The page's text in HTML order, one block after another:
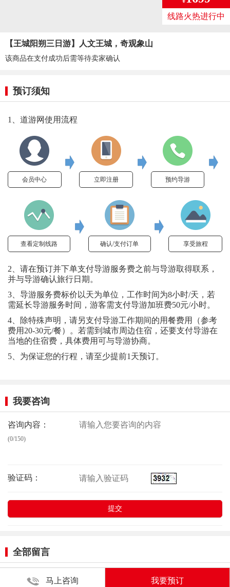
线路火热进行中
【王城阳朔三日游】人文王城，奇观象山
该商品在支付成功后需等待卖家确认
预订须知
1、道游网使用流程
会员中心 立即注册 预约导游
查看定制线路 确认/支付订单 享受旅程
2、请在预订并下单支付导游服务费之前与导游取得联系，
并与导游确认旅行日期。
3、导游服务费标价以天为单位，工作时间为8小时/天，若
需延长导游服务时间，游客需支付导游加班费50元/小时。
4、除特殊声明，请另支付导游工作期间的用餐费用（参考
费用20-30元/餐）。若需到城市周边住宿，还要支付导游在
当地的住宿费，具体费用可与导游协商。
5、为保证您的行程，请至少提前1天预订。
我要咨询
咨询内容：
(0/150)
验证码：
全部留言
马上咨询 我要预订